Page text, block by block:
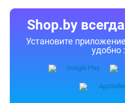
Shop.by
Установите
удобно